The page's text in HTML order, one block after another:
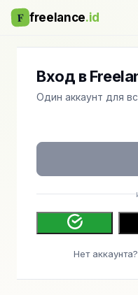
F freelance.id
Вход в
Один аккаунт для
Нет аккаунта?